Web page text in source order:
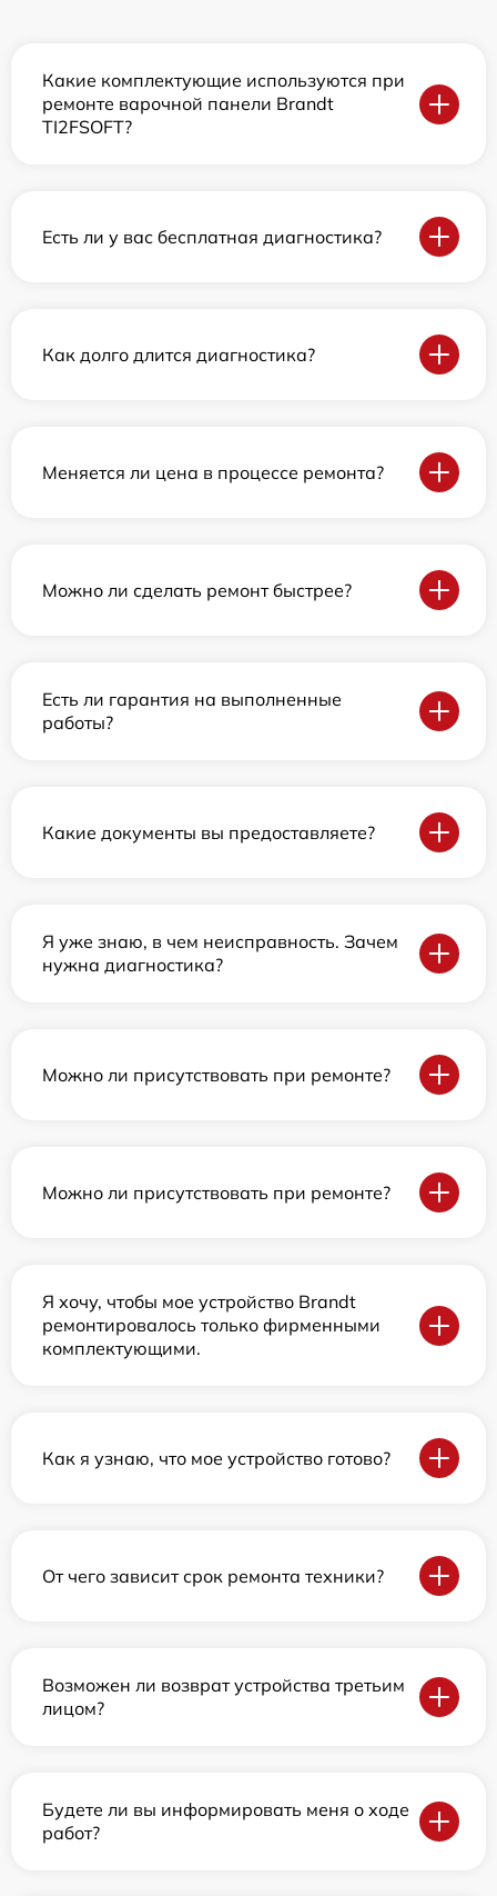
Какие комплектующие используются при
ремонте варочной панели Brandt
TI2FSOFT?
Есть ли у вас бесплатная диагностика?
Как долго длится диагностика?
Меняется ли цена в процессе ремонта?
Можно ли сделать ремонт быстрее?
Есть ли гарантия на выполненные
работы?
Какие документы вы предоставляете?
Я уже знаю, в чем неисправность. Зачем
нужна диагностика?
Можно ли присутствовать при ремонте?
Можно ли присутствовать при ремонте?
Я хочу, чтобы мое устройство Brandt
ремонтировалось только фирменными
комплектующими.
Как я узнаю, что мое устройство готово?
От чего зависит срок ремонта техники?
Возможен ли возврат устройства третьим
лицом?
Будете ли вы информировать меня о ходе
работ?